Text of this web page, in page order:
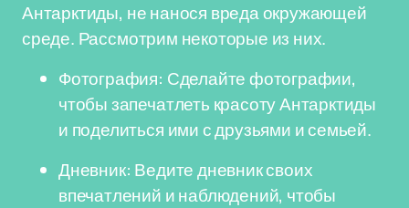
Антарктиды, не нанося вреда окружающей
среде. Рассмотрим некоторые из них.
Фотография: Сделайте фотографии,
чтобы запечатлеть красоту Антарктиды
и поделиться ими с друзьями и семьей.
Дневник: Ведите дневник своих
впечатлений и наблюдений, чтобы